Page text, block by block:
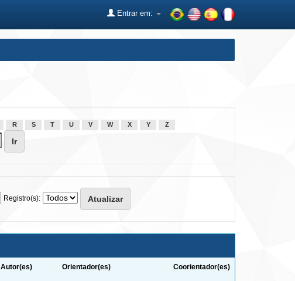
Entrar em:
R S T U V W X Y Z
Registro(s):
Autor(es) Orientador(es) Coorientador(es)